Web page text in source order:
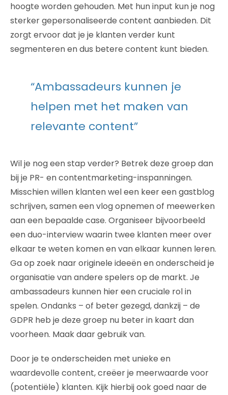
hoogte worden gehouden. Met hun input kun je nog
sterker gepersonaliseerde content aanbieden. Dit
zorgt ervoor dat je je klanten verder kunt
segmenteren en dus betere content kunt bieden.
“Ambassadeurs kunnen je
helpen met het maken van
relevante content”
Wil je nog een stap verder? Betrek deze groep dan
bij je PR- en contentmarketing-inspanningen.
Misschien willen klanten wel een keer een gastblog
schrijven, samen een vlog opnemen of meewerken
aan een bepaalde case. Organiseer bijvoorbeeld
een duo-interview waarin twee klanten meer over
elkaar te weten komen en van elkaar kunnen leren.
Ga op zoek naar originele ideeën en onderscheid je
organisatie van andere spelers op de markt. Je
ambassadeurs kunnen hier een cruciale rol in
spelen. Ondanks – of beter gezegd, dankzij – de
GDPR heb je deze groep nu beter in kaart dan
voorheen. Maak daar gebruik van.
Door je te onderscheiden met unieke en
waardevolle content, creëer je meerwaarde voor
(potentiële) klanten. Kijk hierbij ook goed naar de